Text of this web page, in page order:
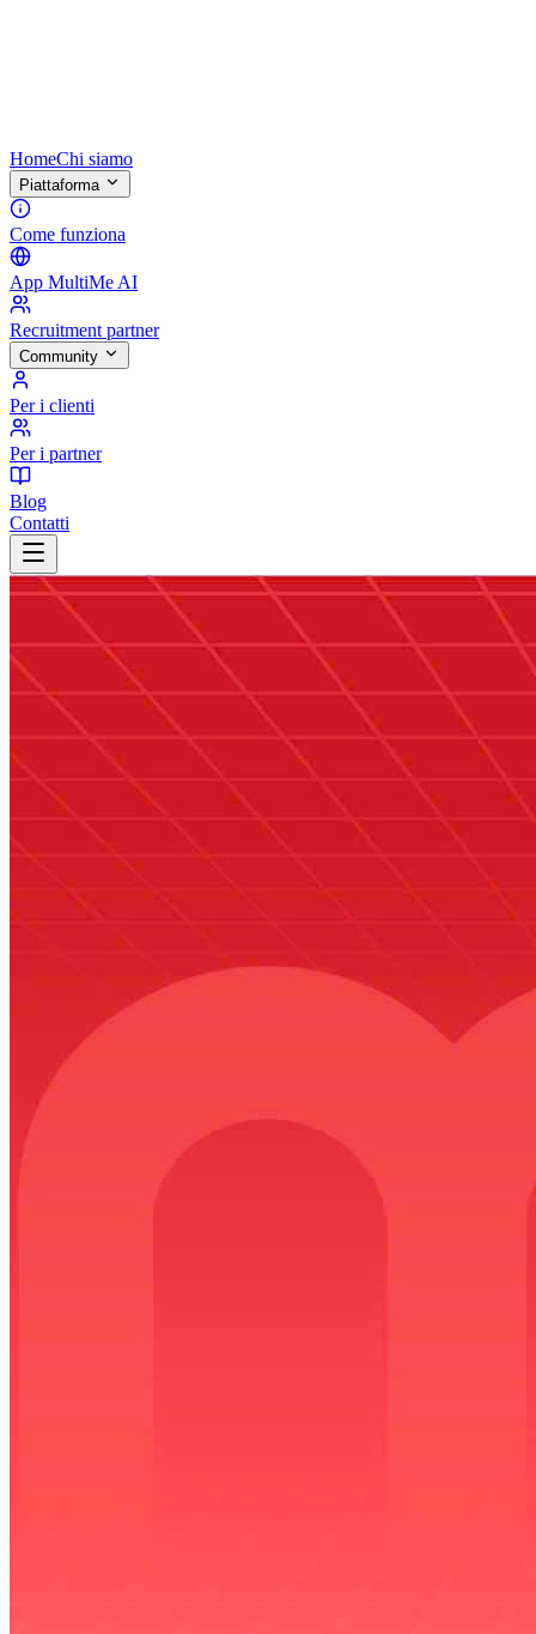
HomeChi siamo
Piattaforma
Come funziona
App MultiMe AI
Recruitment partner
Community
Per i clienti
Per i partner
Blog
Contatti